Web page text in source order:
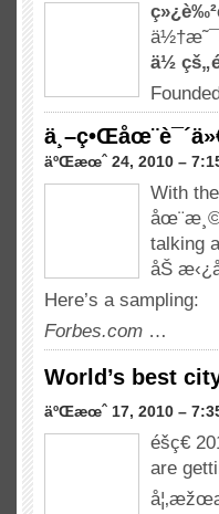
ä½
äºŒæœˆ 24, 2010 –
With
talking
åŠ
Here’s a sampling:
Forbes.com …
World’s best
äºŒæœˆ 17, 2010 –
éšç€
are